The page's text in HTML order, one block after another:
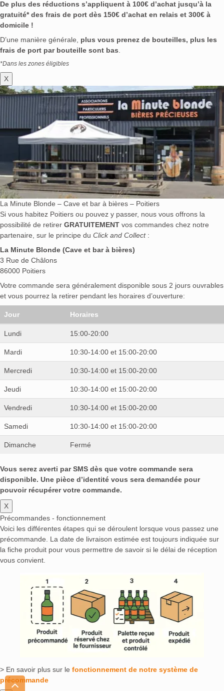
De plus des réductions s’appliquent à 100€ d’achat jusqu’à la
gratuité* des frais de port dès 150€ d’achat en relais et 300€ à
domicile !
D’une manière générale, plus vous prenez de bouteilles, plus les
frais de port par bouteille sont bas
*Dans les zones éligibles
X
La Minute Blonde – Cave et bar à bières – Poitiers
Si vous habitez Poitiers ou pouvez y passer, nous vous offrons la
possibilité de retirer GRATUITEMENT vos commandes chez notre
partenaire, sur le principe du Click and Collect:
La Minute Blonde (Cave et bar à bières)
3 Rue de Châlons
86000 Poitiers
Votre commande sera généralement disponible sous 2 jours ouvrables
et vous pourrez la retirer pendant les horaires d’ouverture:
Jour Horaires
Lundi 15:00-20:00
Mardi 10:30-14:00 et 15:00-20:00
Mercredi 10:30-14:00 et 15:00-20:00
Jeudi 10:30-14:00 et 15:00-20:00
Vendredi 10:30-14:00 et 15:00-20:00
Samedi 10:30-14:00 et 15:00-20:00
Dimanche Fermé
Vous serez averti par SMS dès que votre commande sera
disponible. Une pièce d’identité vous sera demandée pour
pouvoir récupérer votre commande.
X
Précommandes - fonctionnement
Voici les différentes étapes qui se déroulent lorsque vous passez une
précommande. La date de livraison estimée est toujours indiquée sur
la fiche produit pour vous permettre de savoir si le délai de réception
vous convient.
> En savoir plus sur le fonctionnement de notre système de
précommande